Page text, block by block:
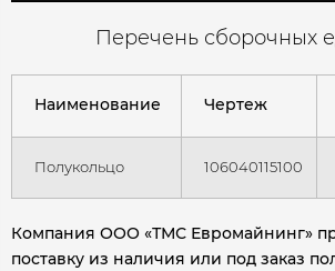
Перечень сборочных
Наименование Чертеж
Полукольцо 106040115100
Компания ООО «ТМС Евромайнинг»
поставку из наличия или под заказ